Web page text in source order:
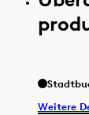
Weitere